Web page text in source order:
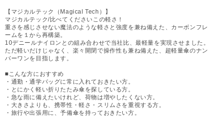
【マジカルテック（Magical Tech）】
マジカルテック/比べてくださいこの軽さ！
重さを感じさせない魔法のような軽さと強度を兼ね備えた、カーボンフレ
ームを１から再構築。
10デニールナイロンとの組み合わせで当社比、最軽量を実現させました。
ただ軽いだけじゃなく、楽々開閉で操作性も兼ね備えた、超軽量傘のナン
バーワンを目指します。
■こんな方におすすめ
・通勤・通学バッグに常に入れておきたい方。
・とにかく軽い折りたたみ傘を探している方。
・急な雨に備えたいけれど、荷物は増やしたくない方。
・大きさよりも、携帯性・軽さ・スリムさを重視する方。
・旅行や出張用に、予備傘を持っておきたい方。